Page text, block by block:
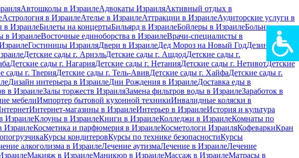
Автошколы в ИзраилеАдвокаты ИзраиляАктивный отдых в
Астрология в ИзраилеАтелье в ИзраилеАттракции в ИзраилеАудиторские услуги в
в ИзраилеБилеты на концертыБильярд в ИзраилеБойлеры в ИзраилеБольницы в
в ИзраилеВосточные единоборства в ИзраилеВрачи-специалисты в
Гостиницы ИзраиляДвери в ИзраилеДед Мороз на Новый ГодДезинфекция
Детские сады г. АриэльДетские сады г. АшдодДетские сады г.
Детские сады г. НагарияДетские сады г. НетанияДетские сады г. НетивотДетские
сады г. ТверияДетские сады г. Тель-АвивДетские сады г. ХайфаДетские сады г.
Дизайн интерьера в ИзраилеДни Рождения в ИзраилеДоставка еды в
в ИзраилеЗалы торжеств ИзраиляЗамена фильтров воды в ИзраилеЗаработок в
мебелиИмпортер бытовой кухонной техникиИнвалидные коляски в
Интернет-магазины в ИзраилеИнтерьер в ИзраилеИстория и культура
ИзраилеКлоуны в ИзраилеКниги в ИзраилеКолледжи в ИзраилеКомнаты по
ИзраилеКосметика и парфюмерия в ИзраилеКосметологи ИзраиляКофеваркиКран
Курсы кондитеровКурсы по технике безопасностиКурсы
алкоголизма в ИзраилеЛечение аутизмаЛечение в ИзраилеЛечение
Макияж в ИзраилеМаникюр в ИзраилеМассаж в ИзраилеМатрасы в